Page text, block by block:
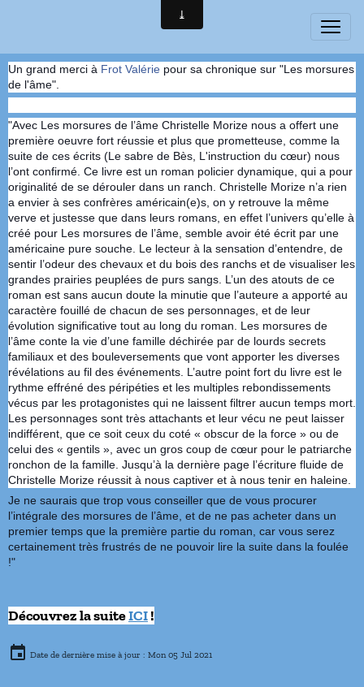
Un grand merci à Frot Valérie pour sa chronique sur "Les morsures
de l'âme".
"Avec Les morsures de l’âme Christelle Morize nous a offert une
première oeuvre fort réussie et plus que prometteuse, comme la
suite de ces écrits (Le sabre de Bès, L'instruction du cœur) nous
l’ont confirmé. Ce livre est un roman policier dynamique, qui a pour
originalité de se dérouler dans un ranch. Christelle Morize n’a rien
a envier à ses confrères américain(e)s, on y retrouve la même
verve et justesse que dans leurs romans, en effet l’univers qu’elle à
créé pour Les morsures de l’âme, semble avoir été écrit par une
américaine pure souche. Le lecteur à la sensation d’entendre, de
sentir l’odeur des chevaux et du bois des ranchs et de visualiser les
grandes prairies peuplées de purs sangs. L’un des atouts de ce
roman est sans aucun doute la minutie que l’auteure a apporté au
caractère fouillé de chacun de ses personnages, et de leur
évolution significative tout au long du roman. Les morsures de
l’âme conte la vie d’une famille déchirée par de lourds secrets
familiaux et des bouleversements que vont apporter les diverses
révélations au fil des événements. L’autre point fort du livre est le
rythme effréné des péripéties et les multiples rebondissements
vécus par les protagonistes qui ne laissent filtrer aucun temps mort.
Les personnages sont très attachants et leur vécu ne peut laisser
indifférent, que ce soit ceux du coté « obscur de la force » ou de
celui des « gentils », avec un gros coup de cœur pour le patriarche
ronchon de la famille. Jusqu’à la dernière page l’écriture fluide de
Christelle Morize réussit à nous captiver et à nous tenir en haleine.
Je ne saurais que trop vous conseiller que de vous procurer
l’intégrale des morsures de l’âme, et de ne pas acheter dans un
premier temps que la première partie du roman, car vous serez
certainement très frustrés de ne pouvoir lire la suite dans la foulée
!"
Découvrez la suiteICI!
Date de dernière mise à jour : Mon 05 Jul 2021